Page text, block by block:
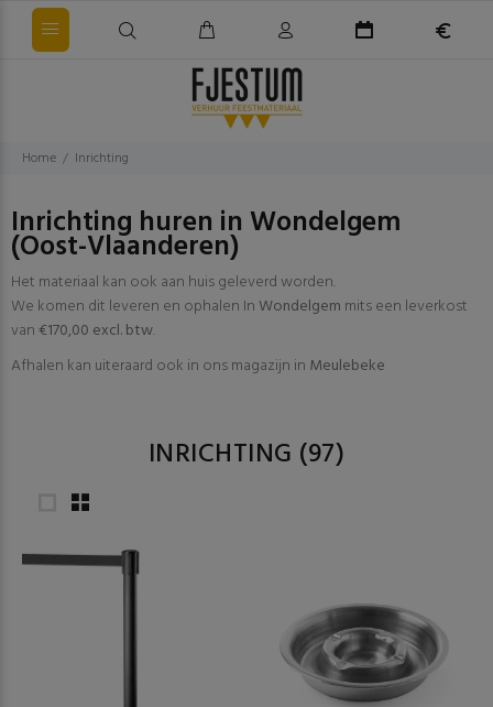
Home Inrichting
Inrichting huren in Wondelgem
(Oost-Vlaanderen)
Het materiaal kan ook aan huis geleverd worden.
We komen dit leveren en ophalen InWondelgem mits een leverkost
van€170,00 excl. btw.
Afhalen kan uiteraard ook in ons magazijn in Meulebeke
INRICHTING (97)